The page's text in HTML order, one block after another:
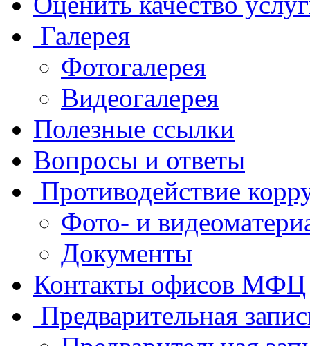
Галерея
Фотогалерея
Видеогалерея
Полезные ссылки
Вопросы и ответы
Противодействие
Фото- и
Документы
Контакты офисов МФЦ
Предварительная